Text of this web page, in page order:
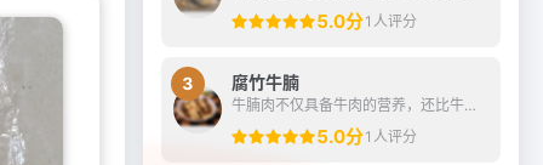
5.0分1人评分
3 腐竹牛腩
牛腩肉不仅具备牛肉的营养，还比牛肉的口感更好，牛腩的筋膜多，炖煮之后更容易吸收汤汁的香味，跟腐竹组合相得益彰，互相补充，腐竹中也可以充分吸饱牛腩的汤汁，多吃不仅能...
5.0分1人评分